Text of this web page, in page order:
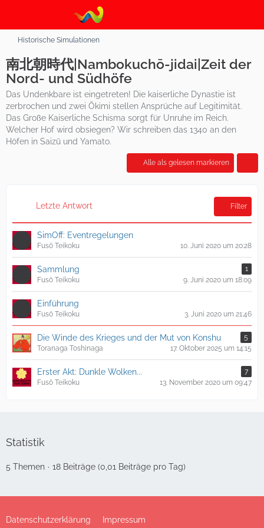
Historische Simulationen
南北朝時代|Nambokuchō-jidai|Zeit der
Nord- und Südhöfe
Das Undenkbare ist eingetreten! Die kaiserliche Dynastie ist
zerbrochen und zwei Ōkimi stellen Ansprüche auf Legitimität.
Das Große Kaiserliche Schisma sorgt für Unruhe im Reich.
Welcher Hof wird obsiegen? Wir schreiben das 1340 an den
Höfen in Saizū und Yamato.
Alle als gelesen markieren
Letzte Antwort Filter
SimOff: Eventregelungen
Fusō Teikoku 10. Juni 2020 um 20:28
Sammlung
1
Fusō Teikoku
9. Juni 2020 um 18:09
Einführung
Fusō Teikoku 3. Juni 2020 um 21:46
Die Winde des Krieges und der Mut von Konshu
5
Toranaga Toshinaga
17. Oktober 2025 um 14:15
Erster Akt: Dunkle Wolken...
7
Fusō Teikoku
13. November 2020 um 09:47
Statistik
5 Themen 18 Beiträge (0,01 Beiträge pro Tag)
Datenschutzerklärung Impressum